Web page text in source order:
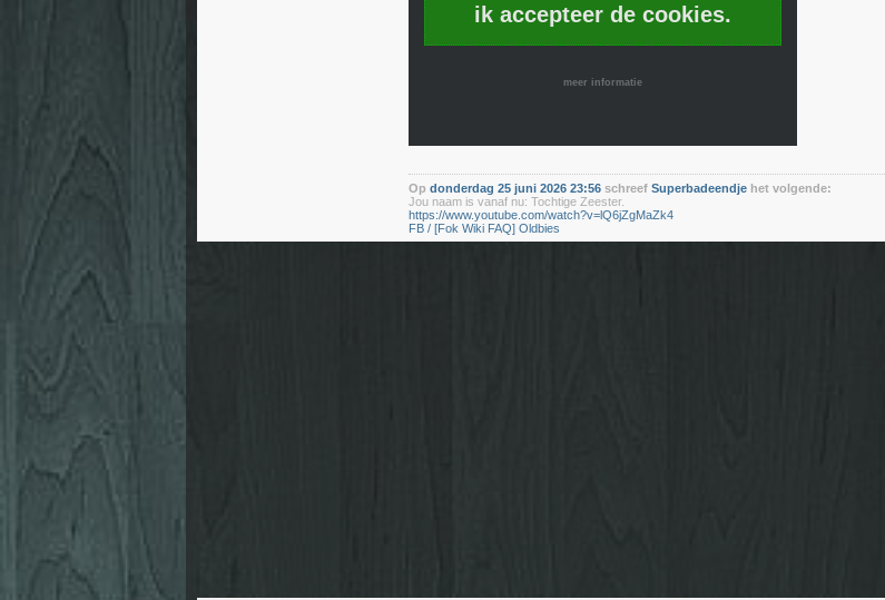
ik accepteer de cookies.
meer informatie
Op donderdag 25 juni 2026 23:56 schreef Superbadeendje het volgende:
Jou naam is vanaf nu: Tochtige Zeester.
https://www.youtube.com/watch?v=lQ6jZgMaZk4
FB / [Fok Wiki FAQ] Oldbies